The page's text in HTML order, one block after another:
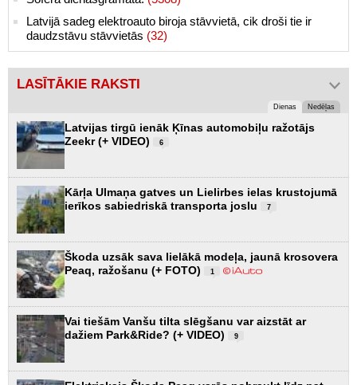
Latvijā sadeg elektroauto biroja stāvvietā, cik droši tie ir
daudzstāvu stāvvietās (32)
LASĪTĀKIE RAKSTI
Dienas Nedēļas
Latvijas tirgū ienāk Ķīnas automobiļu ražotājs
Zeekr (+ VIDEO)
6
Kārļa Ulmaņa gatves un Lielirbes ielas krustojumā
ierīkos sabiedriskā transporta joslu
7
Škoda uzsāk sava lielākā modeļa, jaunā krosovera
Peaq, ražošanu (+ FOTO)
1
Vai tiešām Vanšu tilta slēgšanu var aizstāt ar
dažiem Park&Ride? (+ VIDEO)
9